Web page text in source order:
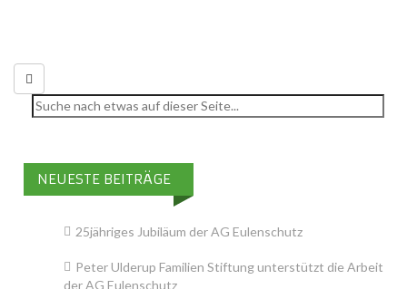
Suchen
nach:
NEUESTE BEITRÄGE
25jähriges Jubiläum der AG Eulenschutz
Peter Ulderup Familien Stiftung unterstützt die Arbeit
der AG Eulenschutz